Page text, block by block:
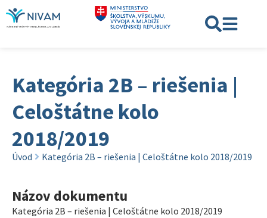
Kategória 2B – riešenia |
Celoštátne kolo
2018/2019
Úvod Kategória 2B – riešenia | Celoštátne kolo 2018/2019
Názov dokumentu
Kategória 2B – riešenia | Celoštátne kolo 2018/2019